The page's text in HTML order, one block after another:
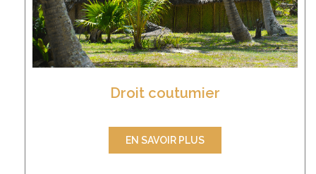
Droit coutumier
EN SAVOIR PLUS